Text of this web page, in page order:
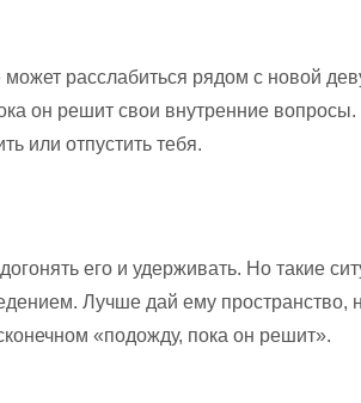
расслабиться рядом с новой
он решит свои внутренние
или отпустить тебя.
его и удерживать. Но такие
Лучше дай ему пространство,
«подожду, пока он решит».